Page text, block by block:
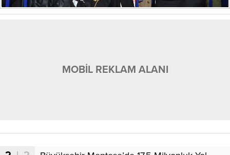
MOBİL REKLAM ALANI